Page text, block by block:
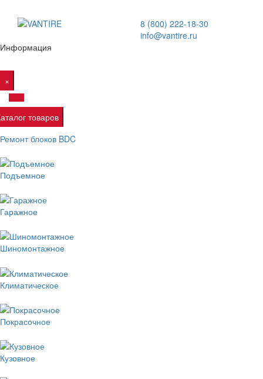
8 (800) 222-18-30
info@vantire.ru
Информация
×
товаров
Ремонт блоков BDC
Подъемное
Гаражное
Шиномонтажное
Климатическое
Покрасочное
Кузовное